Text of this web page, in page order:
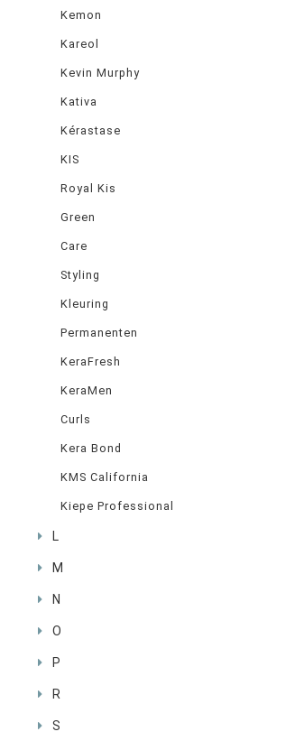
Kemon
Kareol
Kevin Murphy
Kativa
Kérastase
KIS
Royal Kis
Green
Care
Styling
Kleuring
Permanenten
KeraFresh
KeraMen
Curls
Kera Bond
KMS California
Kiepe Professional
L
M
N
O
P
R
S